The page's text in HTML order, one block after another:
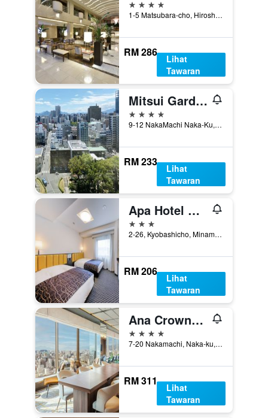
4 bintang
1-5 Matsubara-cho, Hiroshima, Jepun
RM 286
Lihat
Tawaran
Mitsui Garden Hotel Hiroshima
4 bintang
9-12 NakaMachi Naka-Ku, Hiroshima, Jepun
RM 233
Lihat
Tawaran
Apa Hotel Hiroshima Ekimae Ohashi
3 bintang
2-26, Kyobashicho, Minami-ku, Hiroshima, Jepun
RM 206
Lihat
Tawaran
Ana Crowne Plaza Hiroshima By IHG
4 bintang
7-20 Nakamachi, Naka-ku, Hiroshima, Jepun
RM 311
Lihat
Tawaran